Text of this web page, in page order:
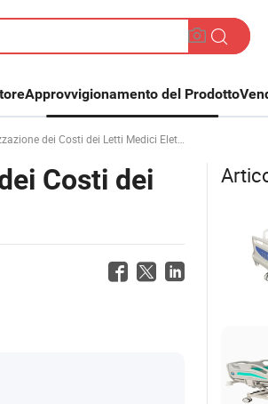
Approvvigionamento del Prodotto
dei Costi dei Letti Medici Elettrici
Costi dei